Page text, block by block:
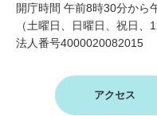
開庁時間 午前8時30分から
（土曜日、日曜日、祝日、
法人番号4000020082015
アクセス